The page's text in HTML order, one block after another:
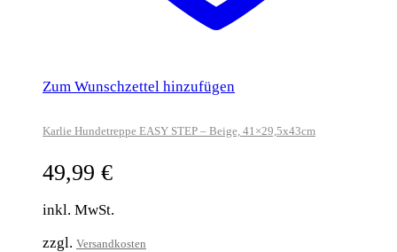
Zum Wunschzettel hinzufügen
Karlie Hundetreppe EASY STEP – Beige, 41×29,5x43cm
49,99 €
inkl. MwSt.
zzgl. Versandkosten